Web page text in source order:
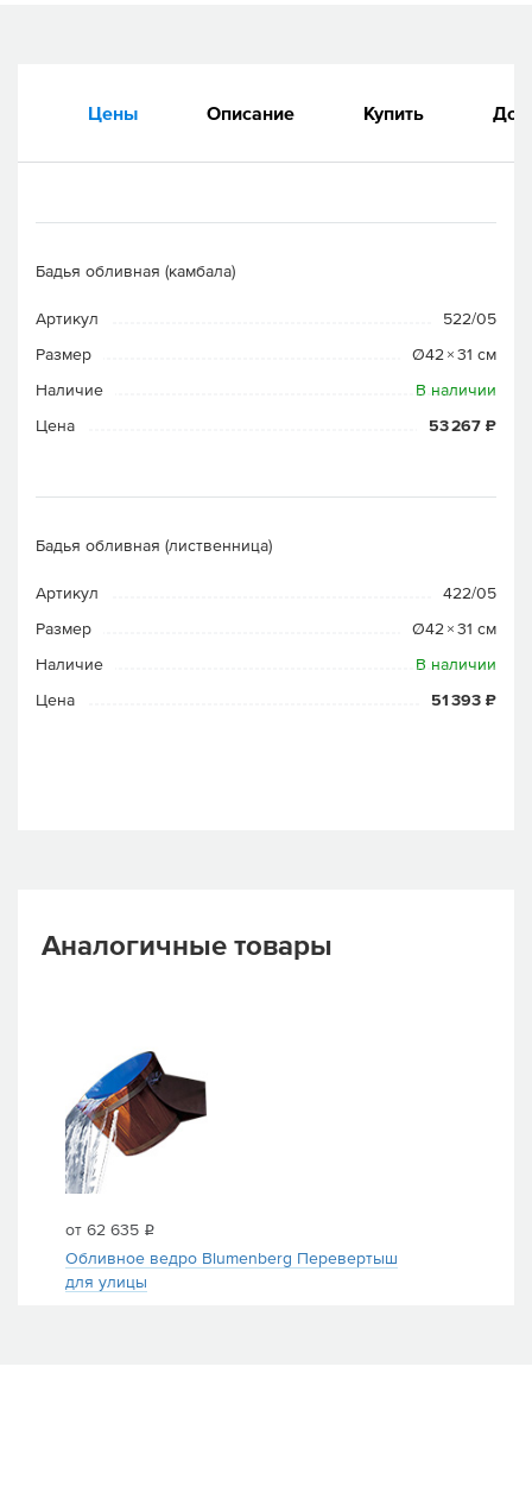
Цены Описание Купить
Бадья обливная (камбала)
Артикул
522/05
Размер
Ø42 × 31 см
Наличие
В наличии
Цена
53 267 ₽
Бадья обливная (лиственница)
Артикул
422/05
Размер
Ø42 × 31 см
Наличие
В наличии
Цена
51 393 ₽
Аналогичные товары
от 62 635 i
Обливное ведро Blumenberg Перевертыш
для улицы